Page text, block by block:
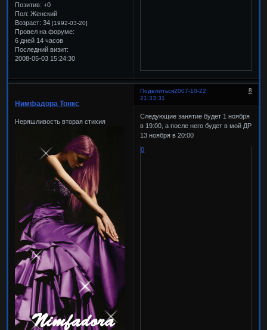
Позитив: +0
Пол: Женский
Возраст: 34[1992-03-20]
Провел на форуме:
6 дней 14 часов
Последний визит:
2008-05-03 15:24:30
Поделиться 8
2007-10-22
21:33:31
Нимфадора Тонкс
Неряшливость вторая стихия
Следующие занятие будет 1 ноября
в 19:00, а после него будет в мой ДР
13 ноября в 20:00
0